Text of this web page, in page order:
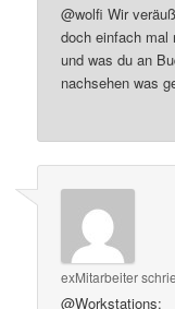
@wolfi Wir
doch einfach mal
und was du an
nachsehen was
exMitarbeiter
@Workstations: